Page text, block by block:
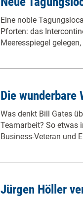
Eine noble
Pforten: das
Meeresspiegel
Die
Was denkt Bill Gates
Teamarbeit? So etwas
Business-Veteran und
Jürgen Höller